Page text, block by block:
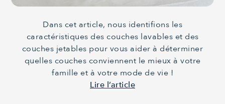
Dans cet article, nous identifions les
caractéristiques des couches lavables et des
couches jetables pour vous aider à déterminer
quelles couches conviennent le mieux à votre
famille et à votre mode de vie !
Lire l’article